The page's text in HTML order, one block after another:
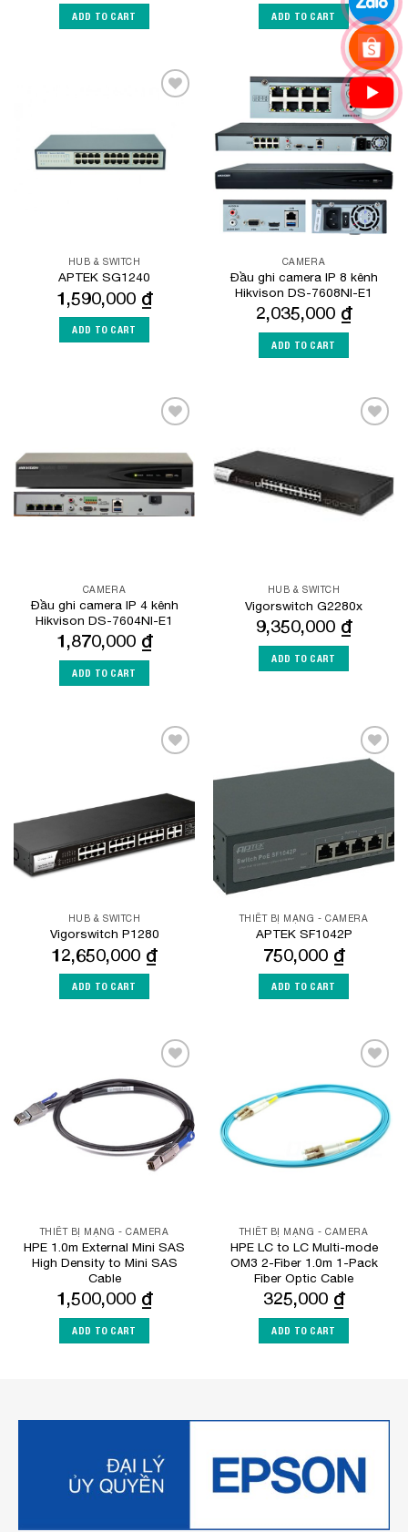
ADD TO CART ADD TO CART
HUB & SWITCH
APTEK SG1240
1,590,000 ₫
ADD TO CART
Add to
Wishlist
CAMERA
Đầu ghi camera IP 8 kênh
Hikvison DS-7608NI-E1
2,035,000 ₫
ADD TO CART
Wishlist
CAMERA
Đầu ghi camera IP 4 kênh
Hikvison DS-7604NI-E1
1,870,000 ₫
ADD TO CART
HUB & SWITCH
Vigorswitch G2280x
9,350,000 ₫
ADD TO CART
HUB & SWITCH
Vigorswitch P1280
12,650,000 ₫
ADD TO CART
Add to
THIẾT BỊ MẠNG - CAMERA
APTEK SF1042P
750,000 ₫
ADD TO CART
Wishlist
THIẾT BỊ MẠNG - CAMERA
HPE 1.0m External Mini SAS
High Density to Mini SAS
Cable
1,500,000 ₫
ADD TO CART
Wishlist
THIẾT BỊ MẠNG - CAMERA
HPE LC to LC Multi-mode
OM3 2-Fiber 1.0m 1-Pack
Fiber Optic Cable
325,000 ₫
ADD TO CART